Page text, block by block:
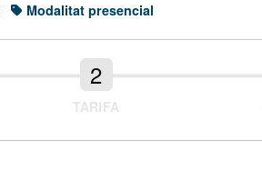
Modalitat presencial
TARIFA